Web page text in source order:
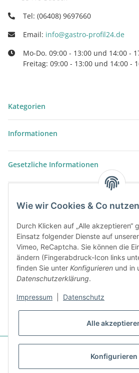
Wie wir Cookies & Co nutzen
Durch Klicken auf „Alle akzeptieren“
Einsatz folgender Dienste auf
Vimeo, ReCaptcha. Sie können die
ändern (Fingerabdruck-Icon links
finden Sie unter Konfigurieren und in
Datenschutzerklärung.
Impressum Datenschutz
Alle
Konfigurieren
Tel: (06408) 9697660
Email: info@gastro-profil24.de
Mo-Do. 09:00 - 13:00 und 14:00 -
Freitag: 09:00 - 13:00 und 14:00 -
Kategorien
Informationen
Gesetzliche Informationen
eine gültige UID-Nr. verfügen.
Vereine, öffentliche und kirchliche